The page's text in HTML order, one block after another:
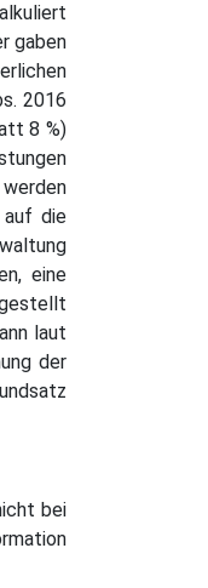
gaben
2016
8 %)
auf die
eine
laut
der
bei